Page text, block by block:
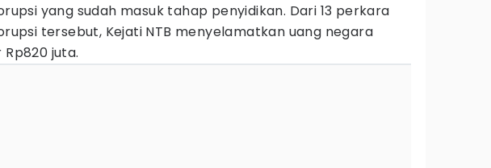
yang sudah masuk tahap penyidikan. Dari 13 perkara
tersebut, Kejati NTB menyelamatkan uang negara
juta.